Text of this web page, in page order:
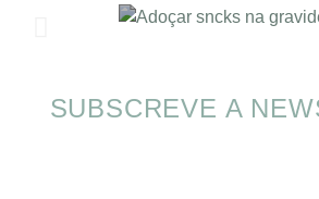
SOMP (SOP): 5 Ideias de
SUBSCREVE A